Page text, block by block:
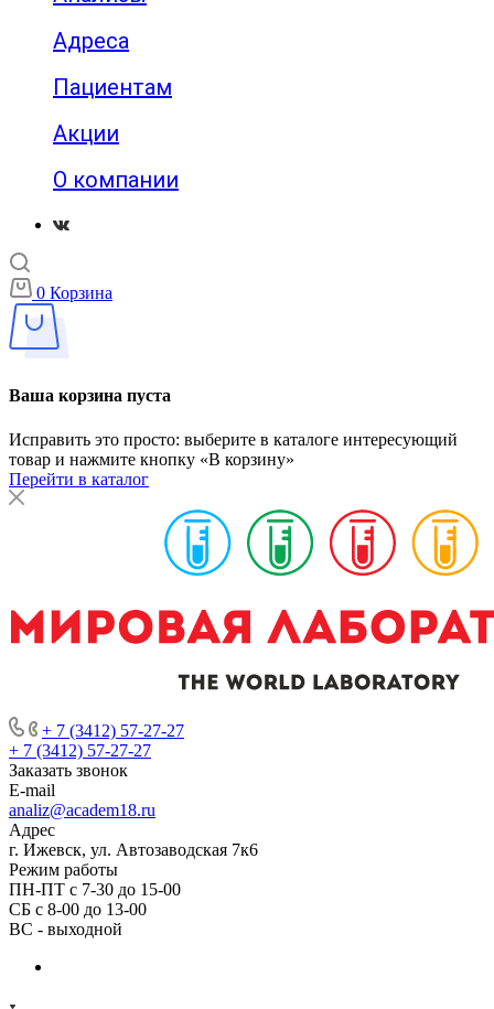
Адреса
Пациентам
Акции
О компании
0 Корзина
Ваша корзина пуста
Исправить это просто: выберите в каталоге интересующий
товар и нажмите кнопку «В корзину»
Перейти в каталог
+ 7 (3412) 57-27-27
+ 7 (3412) 57-27-27
Заказать звонок
E-mail
analiz@academ18.ru
Адрес
г. Ижевск, ул. Автозаводская 7к6
Режим работы
ПН-ПТ с 7-30 до 15-00
СБ с 8-00 до 13-00
ВС - выходной